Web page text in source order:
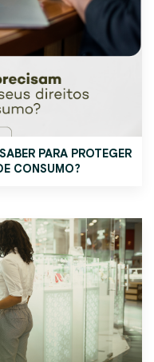
PARA PROTEGER
CONSUMO?